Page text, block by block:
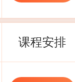
课程安排